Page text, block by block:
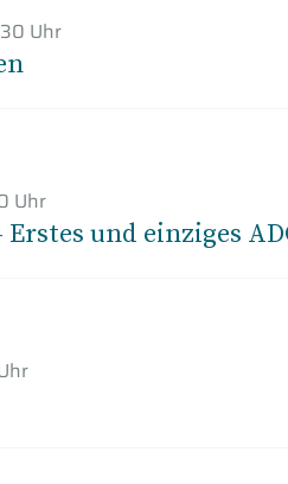
Uhr
Uhr
und einziges